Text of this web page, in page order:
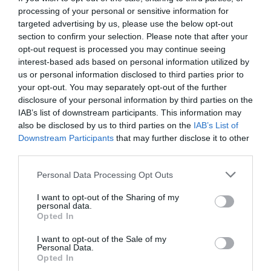
processing of your personal or sensitive information for
targeted advertising by us, please use the below opt-out
section to confirm your selection. Please note that after your
opt-out request is processed you may continue seeing
interest-based ads based on personal information utilized by
us or personal information disclosed to third parties prior to
your opt-out. You may separately opt-out of the further
disclosure of your personal information by third parties on the
IAB’s list of downstream participants. This information may
also be disclosed by us to third parties on the IAB’s List of
Downstream Participants that may further disclose it to other
Personal Data Processing Opt Outs
I want to opt-out of the Sharing of my
personal data.
Opted In
I want to opt-out of the Sale of my
Personal Data.
Opted In
malheureusement ça va nous couler dans le temps (long ou
fourt terme, ca je sais pas) !
cdlt
RÉPONDRE
Rantanplana commenté :
19 mars 2013 - 13 h 07 min
Effectivemment la jalousie ce n’est pas beau… Mais je me dis
que cela va faire nos affaires (a nous les compagnies
grèves, ou si AF cédait, un maintient des couts eleves chez
meme de ceux qui chez AF savent etre souriant avec nous,
agréables et travailleurs. A ceux la et uniquement ceux la,
appréciez et etre reconnaissant.
Pour les autres d’AIr Dinosaures ou Syndic’Air, je me fais une